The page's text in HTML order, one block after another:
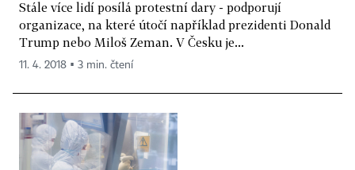
Stále více lidí posílá protestní dary - podporují
organizace, na které útočí například prezidenti Donald
Trump nebo Miloš Zeman. V Česku je...
11. 4. 2018 ▪ 3 min. čtení